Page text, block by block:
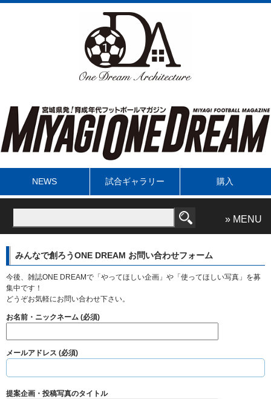
NEWS 試合ギャラリー 購入
» MENU
みんなで創ろうONE DREAM お問い合わせフォーム
今後、雑誌ONE DREAMで「やってほしい企画」や「使ってほしい写真」を募
集中です！
どうぞお気軽にお問い合わせ下さい。
お名前・ニックネーム (必須)
メールアドレス (必須)
提案企画・投稿写真のタイトル